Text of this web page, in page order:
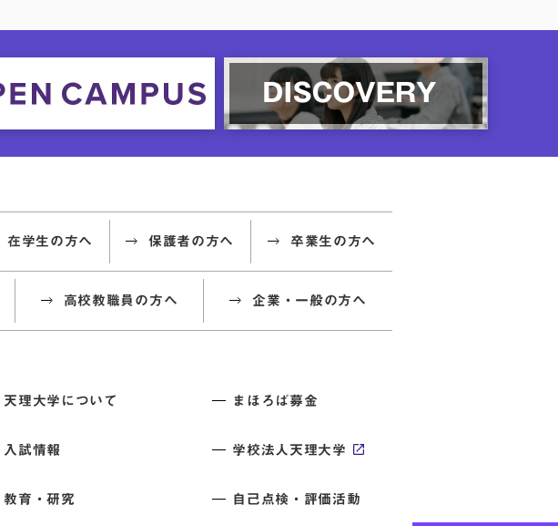
在学生の方へ 保護者の方へ 卒業生の方へ
高校教職員の方へ 企業・一般の方へ
天理大学について
入試情報
教育・研究
まほろば募金
学校法人天理大学
自己点検・評価活動